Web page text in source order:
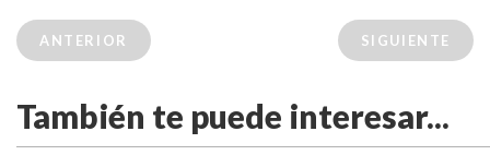
ANTERIOR SIGUIENTE
También te puede interesar...